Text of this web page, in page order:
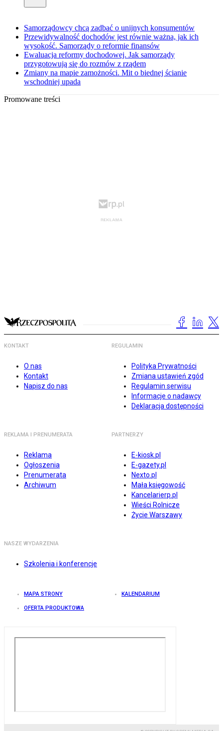
Samorządowcy chcą zadbać o unijnych konsumentów
Przewidywalność dochodów jest równie ważna, jak ich
wysokość. Samorządy o reformie finansów
Ewaluacja reformy dochodowej. Jak samorządy
przygotowują się do rozmów z rządem
Zmiany na mapie zamożności. Mit o biednej ścianie
wschodniej upada
Promowane treści
KONTAKT
O nas
Kontakt
Napisz do nas
REGULAMIN
Polityka Prywatności
Zmiana ustawień zgód
Regulamin serwisu
Informacje o nadawcy
Deklaracja dostępności
REKLAMA I PRENUMERATA
Reklama
Ogłoszenia
Prenumerata
Archiwum
PARTNERZY
E-kiosk.pl
E-gazety.pl
Nexto.pl
Mała księgowość
Kancelarierp.pl
Wieści Rolnicze
Życie Warszawy
NASZE WYDARZENIA
Szkolenia i konferencje
MAPA STRONY KALENDARIUM
OFERTA PRODUKTOWA